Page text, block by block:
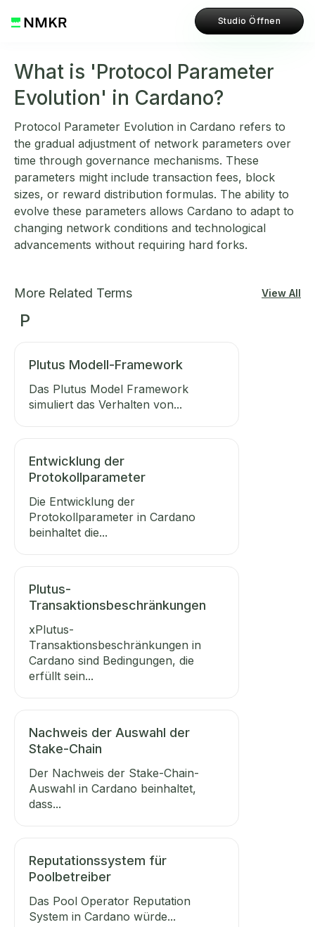
Studio Öffnen
What is 'Protocol Parameter
Evolution' in Cardano?
Protocol Parameter Evolution in Cardano refers to
the gradual adjustment of network parameters over
time through governance mechanisms. These
parameters might include transaction fees, block
sizes, or reward distribution formulas. The ability to
evolve these parameters allows Cardano to adapt to
changing network conditions and technological
advancements without requiring hard forks.
More Related Terms View All
P
Plutus Modell-Framework
Das Plutus Model Framework
simuliert das Verhalten von...
Entwicklung der
Protokollparameter
Die Entwicklung der
Protokollparameter in Cardano
beinhaltet die...
Plutus-
Transaktionsbeschränkungen
xPlutus-
Transaktionsbeschränkungen in
Cardano sind Bedingungen, die
erfüllt sein...
Nachweis der Auswahl der
Stake-Chain
Der Nachweis der Stake-Chain-
Auswahl in Cardano beinhaltet,
dass...
Reputationssystem für
Poolbetreiber
Das Pool Operator Reputation
System in Cardano würde...